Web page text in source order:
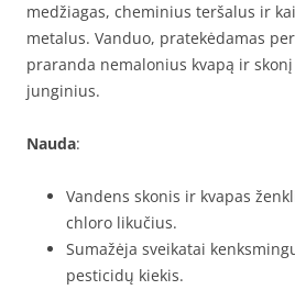
medžiagas, cheminius teršalus ir
metalus. Vanduo, pratekėdamas
praranda nemalonius kvapą ir
junginius.
Nauda:
Vandens skonis ir kvapas
chloro likučius.
Sumažėja sveikatai
pesticidų kiekis.